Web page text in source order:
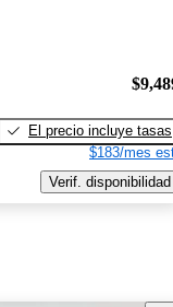
El precio incluye tasas
$183/mes
Verif. disponibilidad